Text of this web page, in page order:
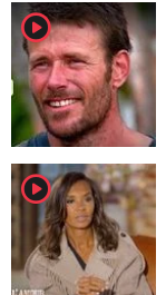
player2
player2